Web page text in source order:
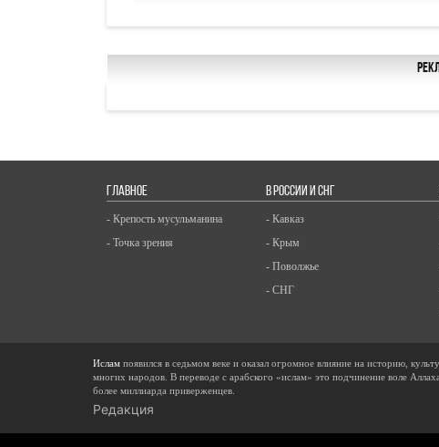
ГЛАВНОЕ
- Крепость мусульманина
- Точка зрения
В РОССИИ И СНГ
- Кавказ
- Крым
- Поволжье
- СНГ
Ислам появился в седьмом веке и оказал огромное влияние на историю,
многих народов. В переводе с арабского «ислам» это подчинение воле
более миллиарда приверженцев.
Редакция